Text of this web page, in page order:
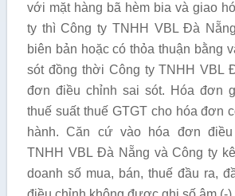
với mặt hàng bã hèm bia và giao
ty thì Công ty TNHH VBL Đà
biên bản hoặc có thỏa thuận bằng
sót đồng thời Công ty TNHH VBL
đơn điều chỉnh sai sót. Hóa đơn
thuế suất thuế GTGT cho hóa đơn
hành. Căn cứ vào hóa đơn
TNHH VBL Đà Nẵng và Công ty
doanh số mua, bán, thuế đầu ra,